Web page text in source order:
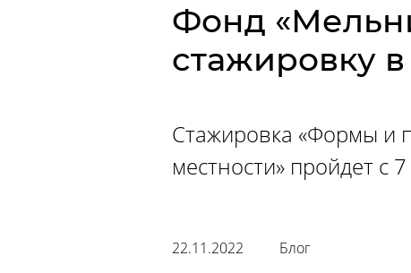
Фонд
стажировку
Стажировка «Формы и
местности» пройдет с
22.11.2022 Блог